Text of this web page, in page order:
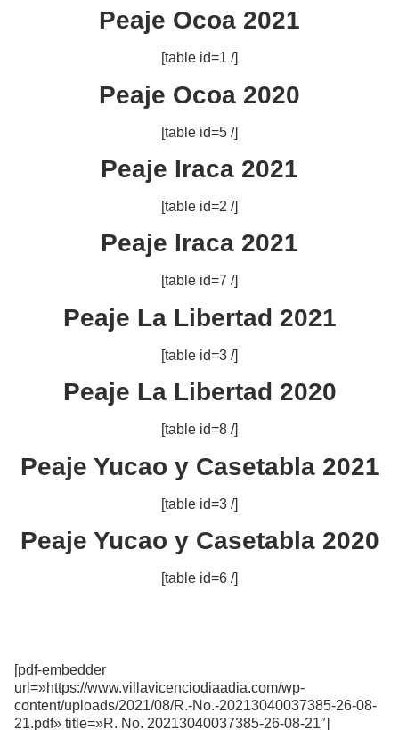
Peaje Ocoa 2021
[table id=1 /]
Peaje Ocoa 2020
[table id=5 /]
Peaje Iraca 2021
[table id=2 /]
Peaje Iraca 2021
[table id=7 /]
Peaje La Libertad 2021
[table id=3 /]
Peaje La Libertad 2020
[table id=8 /]
Peaje Yucao y Casetabla 2021
[table id=3 /]
Peaje Yucao y Casetabla 2020
[table id=6 /]
[pdf-embedder
url=»https://www.villavicenciodiaadia.com/wp-
content/uploads/2021/08/R.-No.-20213040037385-26-08-
21.pdf» title=»R. No. 20213040037385-26-08-21″]